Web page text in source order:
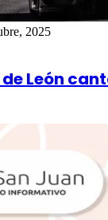
2025
León